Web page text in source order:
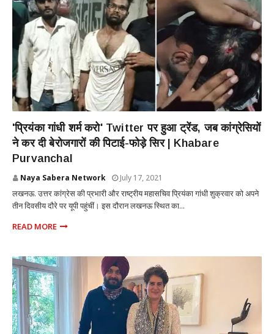
'प्रियंका गांधी शर्म करो' Twitter पर हुआ ट्रेंड, जब कांग्रेसियों
ने कर दी बेरोजगारों की पिटाई-फोड़े सिर | Khabare
Purvanchal
Naya Sabera Network July 17, 2021
लखनऊ. उत्तर कांग्रेस की प्रभारी और राष्ट्रीय महासचिव प्रियंका गांधी शुक्रवार को अपने
तीन दिवसीय दौरे पर यूपी पहुंचीं। इस दौरान लखनऊ स्थित का...
READ MORE